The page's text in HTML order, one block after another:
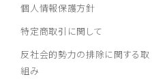
個人情報保護方針
特定商取引に関して
反社会的勢力の排除に関する取
組み